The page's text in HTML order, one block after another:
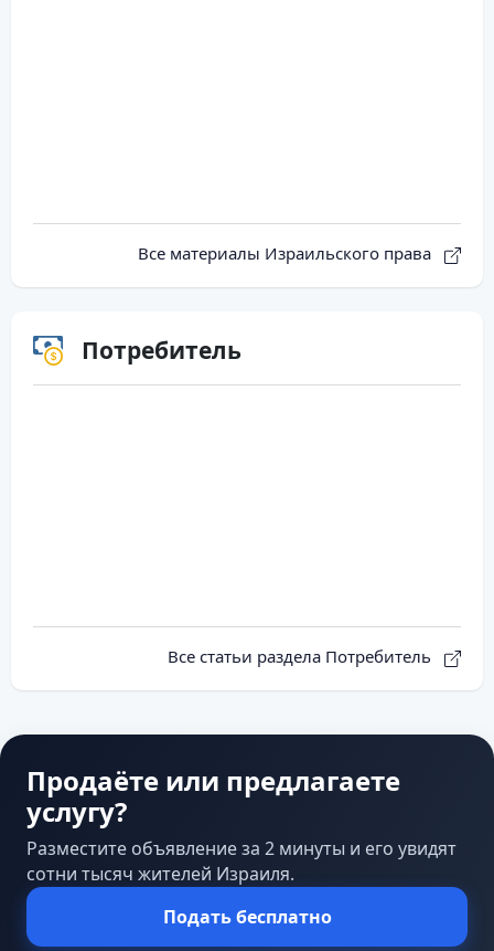
Все материалы Израильского права
Потребитель
Все статьи раздела Потребитель
Продаёте или предлагаете
услугу?
Разместите объявление за 2 минуты и его увидят
сотни тысяч жителей Израиля.
Подать бесплатно